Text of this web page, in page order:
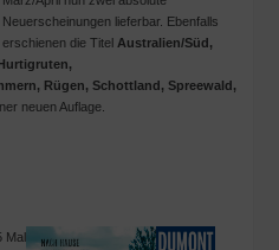
Neuerscheinungen lieferbar. Ebenfalls
erschienen die Titel Australien/Süd,
Rügen, Schottland, Spreewald,
neuen Auflage.
Mal